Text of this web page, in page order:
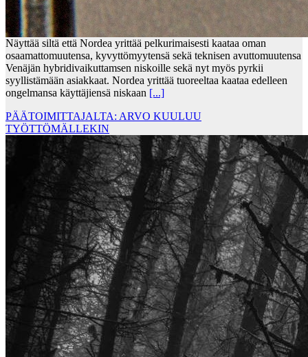
Näyttää siltä että Nordea yrittää pelkurimaisesti kaataa oman
osaamattomuutensa, kyvyttömyytensä sekä teknisen avuttomuutensa
Venäjän hybridivaikuttamsen niskoille sekä nyt myös pyrkii
syyllistämään asiakkaat. Nordea yrittää tuoreeltaa kaataa edelleen
ongelmansa käyttäjiensä niskaan [...]
PÄÄTOIMITTAJALTA: ARVO KUULUU
TYÖTTÖMÄLLEKIN